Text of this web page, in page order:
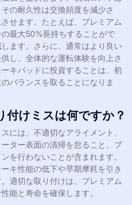
の耐久性は交換頻度を減少さ
せます。たとえば、プレミアム
最大50%長持ちすることがで
ます。さらに、通常はより良い
し、全体的な運転体験を向上さ
キパッドに投資することは、初
バランスを取ることになりま
付けミスは何ですか？
には、不適切なアライメント、
ター表面の清掃を怠ること、ブ
を行わないことが含まれます。
キ性能の低下や早期摩耗を引き
適切な取り付けは、プレミアム
能と寿命を確保します。